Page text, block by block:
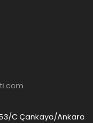
C Çankaya/Ankara